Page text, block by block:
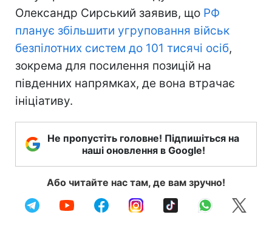
Олександр Сирський заявив, що РФ
планує збільшити угруповання військ
безпілотних систем до 101 тисячі осіб,
зокрема для посилення позицій на
південних напрямках, де вона втрачає
ініціативу.
Не пропустіть головне! Підпишіться на
наші оновлення в Google!
Або читайте нас там, де вам зручно!